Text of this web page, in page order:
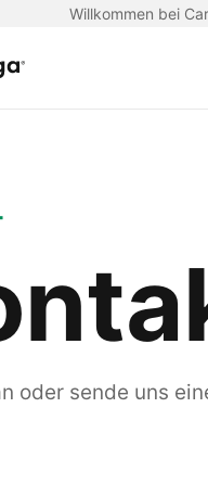
Willkommen bei
oder sende uns